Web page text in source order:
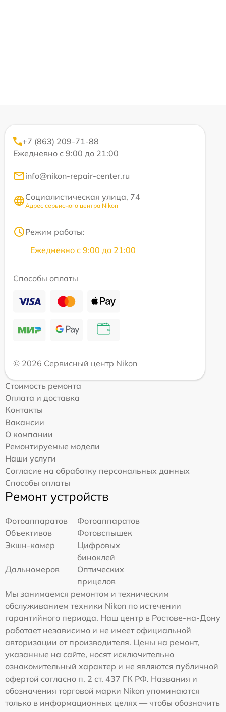
+7 (863) 209-71-88
Ежедневно с 9:00 до 21:00
info@nikon-repair-center.ru
Социалистическая улица, 74
Адрес сервисного центра Nikon
Режим работы:
Ежедневно с 9:00 до 21:00
Способы оплаты
© 2026 Сервисный центр Nikon
Стоимость ремонта
Оплата и доставка
Контакты
Вакансии
О компании
Ремонтируемые модели
Наши услуги
Согласие на обработку персональных данных
Способы оплаты
Ремонт устройств
Фотоаппаратов
Фотоаппаратов
Объективов
Фотовспышек
Экшн-камер
Цифровых
биноклей
Дальномеров
Оптических
прицелов
Мы занимаемся ремонтом и техническим
обслуживанием техники Nikon по истечении
гарантийного периода. Наш центр в Ростове-на-Дону
работает независимо и не имеет официальной
авторизации от производителя. Цены на ремонт,
указанные на сайте, носят исключительно
ознакомительный характер и не являются публичной
офертой согласно п. 2 ст. 437 ГК РФ. Названия и
обозначения торговой марки Nikon упоминаются
только в информационных целях — чтобы обозначить